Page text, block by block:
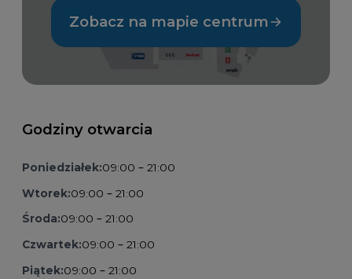
Zobacz na mapie centrum
Godziny otwarcia
Poniedziałek:09:00 – 21:00
Wtorek:09:00 – 21:00
Środa:09:00 – 21:00
Czwartek:09:00 – 21:00
Piątek:09:00 – 21:00